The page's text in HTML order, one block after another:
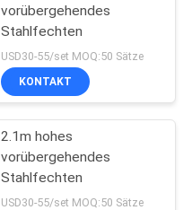
vorübergehendes
Stahlfechten
USD30-55/set MOQ:50 Sätze
KONTAKT
2.1m hohes
vorübergehendes
Stahlfechten
USD30-55/set MOQ:50 Sätze